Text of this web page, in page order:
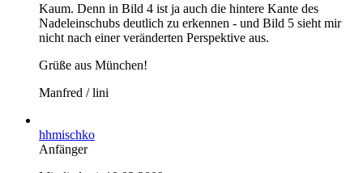
Kaum. Denn in Bild 4 ist ja auch die hintere Kante des
Nadeleinschubs deutlich zu erkennen - und Bild 5 sieht mir
nicht nach einer veränderten Perspektive aus.
Grüße aus München!
Manfred / lini
hhmischko
Anfänger